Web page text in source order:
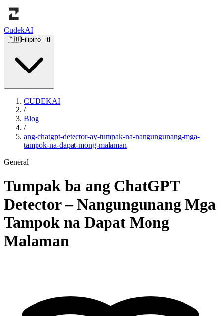
CudekAI
🇵🇭Filipino - tl
CUDEKAI
/
Blog
/
ang-chatgpt-detector-ay-tumpak-na-nangungunang-mga-
tampok-na-dapat-mong-malaman
General
Tumpak ba ang ChatGPT
Detector – Nangungunang Mga
Tampok na Dapat Mong
Malaman